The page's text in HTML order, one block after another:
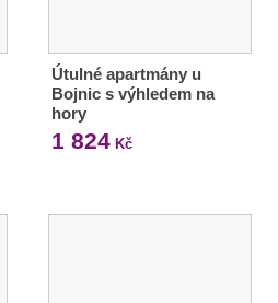
Útulné apartmány u
Bojnic s výhledem na
hory
1 824Kč